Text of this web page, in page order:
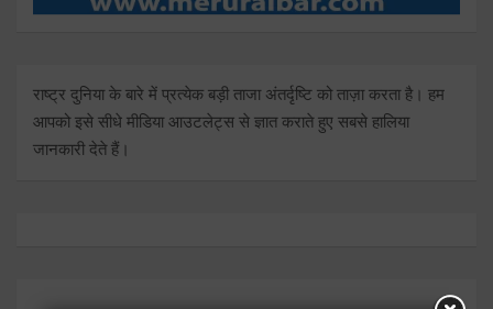
राष्ट्र दुनिया के बारे में प्रत्येक बड़ी ताजा अंतर्दृष्टि को ताज़ा करता है। हम
आपको इसे सीधे मीडिया आउटलेट्स से ज्ञात कराते हुए सबसे हालिया
जानकारी देते हैं।